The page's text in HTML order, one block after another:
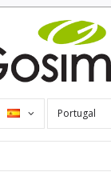
Portugal